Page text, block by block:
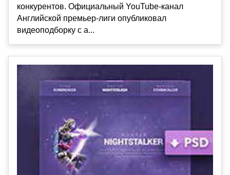
конкурентов. Официальный YouTube-канал
Английской премьер-лиги опубликовал
видеоподборку с а...